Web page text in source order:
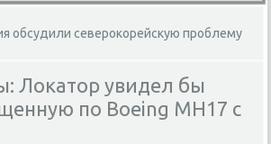
обсудили северокорейскую проблему
Локатор увидел бы
по Boeing MН17 с